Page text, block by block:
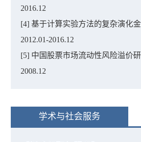
2016.12
[4] 基于计算实验方法的复杂演化金
2012.01-2016.12
[5] 中国股票市场流动性风险溢价
2008.12
学术与社会服务